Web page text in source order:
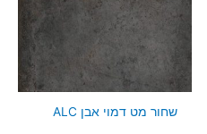
שחור מט דמוי אבן ALC